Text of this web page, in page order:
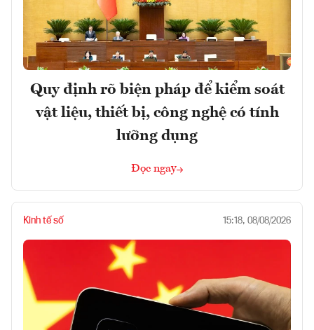
Quy định rõ biện pháp để kiểm soát
vật liệu, thiết bị, công nghệ có tính
lưỡng dụng
Đọc ngay
Kinh tế số 15:18, 08/08/2026